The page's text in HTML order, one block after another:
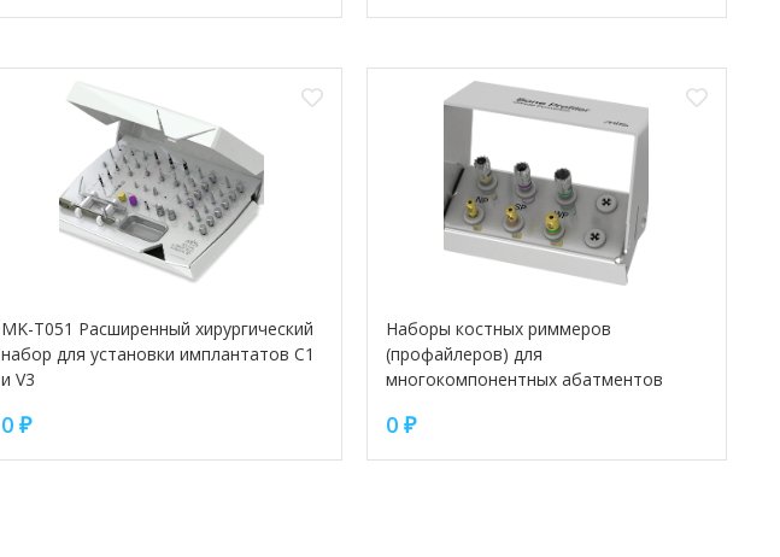
MK-T051 Расширенный хирургический
набор для установки имплантатов С1
и V3
0 ₽
Наборы костных риммеров
(профайлеров) для
многокомпонентных абатментов
0 ₽